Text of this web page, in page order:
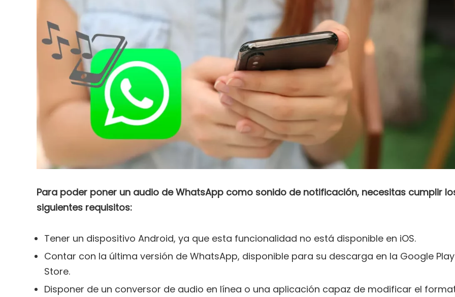
Para poder poner un audio de WhatsApp como sonido de notificación, necesitas cumplir
siguientes requisitos:
Tener un dispositivo Android, ya que esta funcionalidad no está disponible en iOS.
Contar con la última versión de WhatsApp, disponible para su descarga en la Google Play
Store.
Disponer de un conversor de audio en línea o una aplicación capaz de modificar el